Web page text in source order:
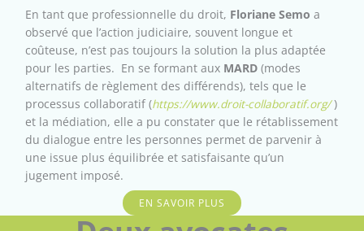
En tant que professionnelle du droit, Floriane Semo a
observé que l’action judiciaire, souvent longue et
coûteuse, n’est pas toujours la solution la plus adaptée
pour les parties. En se formant aux MARD (modes
alternatifs de règlement des différends), tels que le
processus collaboratif (https://www.droit-collaboratif.org/ )
et la médiation, elle a pu constater que le rétablissement
du dialogue entre les personnes permet de parvenir à
une issue plus équilibrée et satisfaisante qu’un
jugement imposé.
EN SAVOIR PLUS